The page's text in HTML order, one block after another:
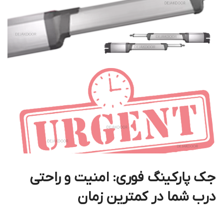
جک پارکینگ فوری: امنیت و راحتی
درب شما در کمترین زمان